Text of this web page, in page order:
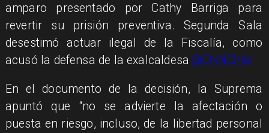
amparo presentado por Cathy Barriga para
revertir su prisión preventiva. Segunda Sala
desestimó actuar ilegal de la Fiscalía, como
acusó la defensa de la exalcaldesa@CNNChile
En el documento de la decisión, la Suprema
apuntó que “no se advierte la afectación o
puesta en riesgo, incluso, de la libertad personal